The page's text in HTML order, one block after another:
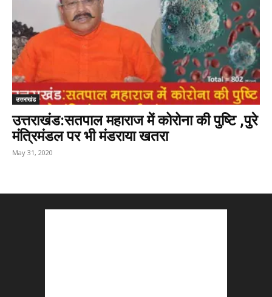
उत्तराखंड
उत्तराखंड:सतपाल महाराज में कोरोना की पुष्टि ,पुरे
मंत्रिमंडल पर भी मंडराया खतरा
May 31, 2020